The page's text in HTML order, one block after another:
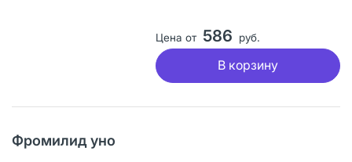
Цена от 586 руб.
В корзину
Фромилид уно